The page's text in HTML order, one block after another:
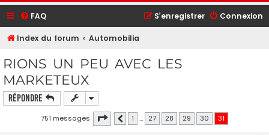
FAQ Connexion
S’enregistrer
Index du forum Automobilia
RIONS UN PEU AVEC LES
MARKETEUX
Répondre
751 messages Page 31 31
Précédente
1 … 27 28 29 30 31